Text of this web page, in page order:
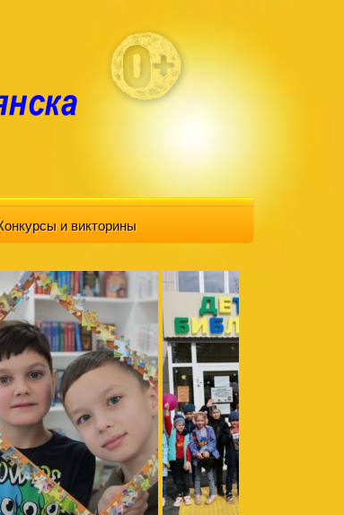
и викторины